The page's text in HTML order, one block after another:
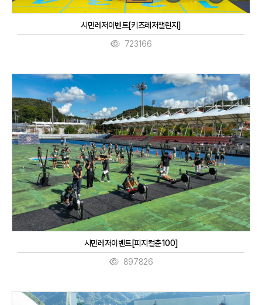
시민레저이벤트[키즈레저챌린지]
723166
시민레저이벤트[피지컬춘100]
897826